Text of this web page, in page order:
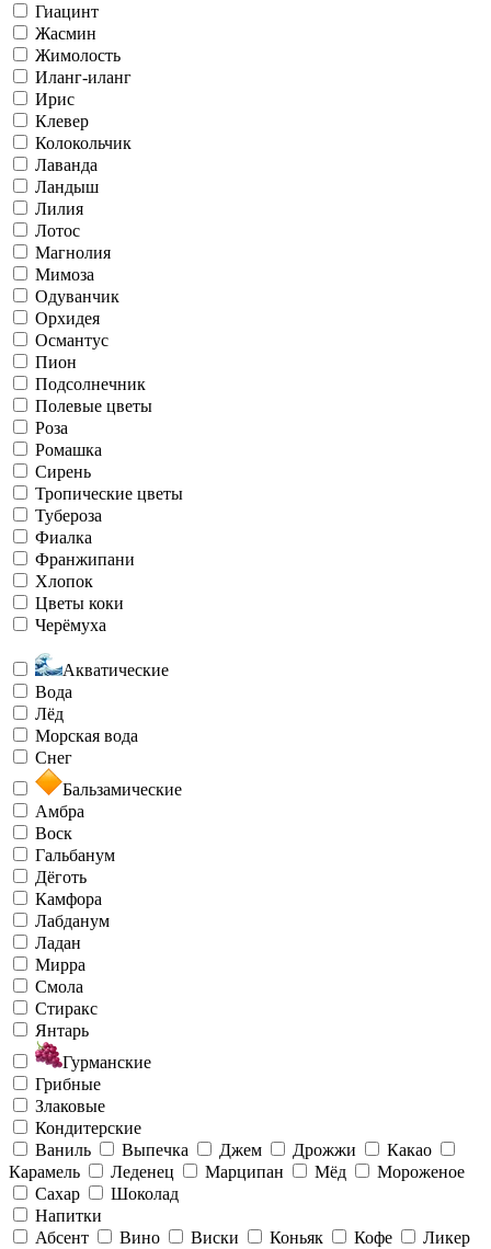
Гиацинт
Жасмин
Жимолость
Иланг-иланг
Ирис
Клевер
Колокольчик
Лаванда
Ландыш
Лилия
Лотос
Магнолия
Мимоза
Одуванчик
Орхидея
Османтус
Пион
Подсолнечник
Полевые цветы
Роза
Ромашка
Сирень
Тропические цветы
Тубероза
Фиалка
Франжипани
Хлопок
Цветы коки
Черёмуха
Акватические
Вода
Лёд
Морская вода
Снег
Бальзамические
Амбра
Воск
Гальбанум
Дёготь
Камфора
Лабданум
Ладан
Мирра
Смола
Стиракс
Янтарь
Гурманские
Грибные
Злаковые
Кондитерские
Ваниль
Выпечка Джем Дрожжи
Какао
Карамель
Леденец Марципан Мёд
Мороженое
Сахар
Шоколад
Напитки
Абсент
Вино Виски Коньяк Кофе Ликер